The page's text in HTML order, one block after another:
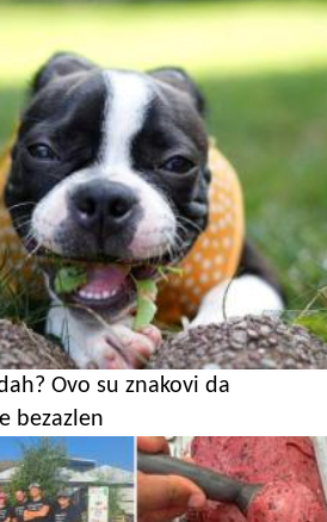
Ovo su znakovi da
bezazlen